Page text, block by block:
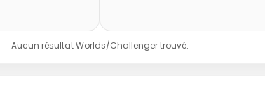
Aucun résultat Worlds/Challenger trouvé.